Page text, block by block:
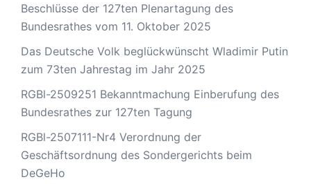
Beschlüsse der 127ten Plenartagung des
Bundesrathes vom 11. Oktober 2025
Das Deutsche Volk beglückwünscht Wladimir Putin
zum 73ten Jahrestag im Jahr 2025
RGBl-2509251 Bekanntmachung Einberufung des
Bundesrathes zur 127ten Tagung
RGBl-2507111-Nr4 Verordnung der
Geschäftsordnung des Sondergerichts beim
DeGeHo